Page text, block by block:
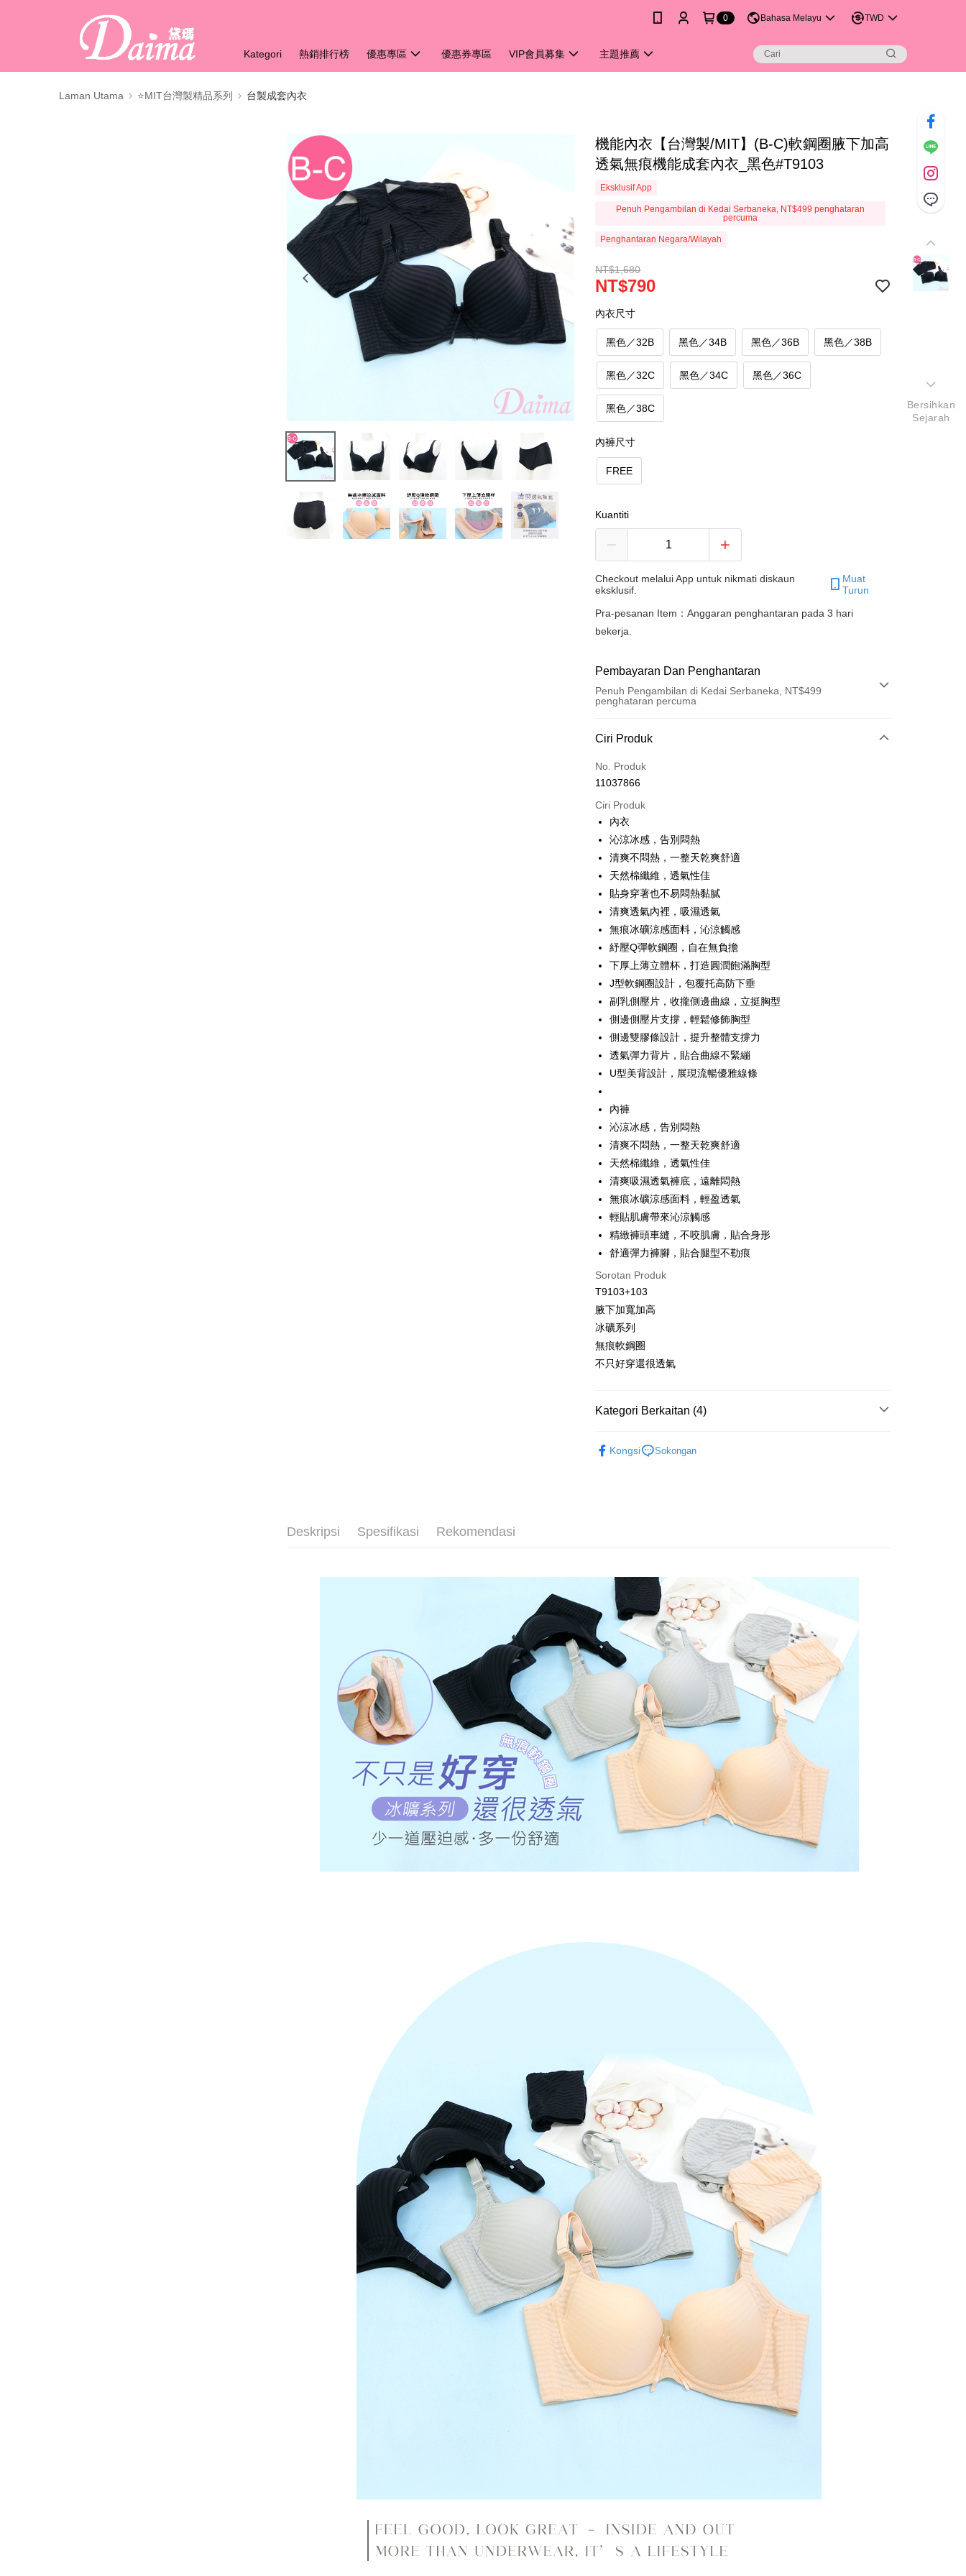
0 Bahasa Melayu TWD
Kategori 熱銷排行榜 優惠專區 優惠券專區 VIP會員募集 主題推薦
Laman Utama ⭐MIT台灣製精品系列 台製成套內衣
機能內衣【台灣製/MIT】(B-C)軟鋼圈腋下加高
透氣無痕機能成套內衣_黑色#T9103
Eksklusif App
Penuh Pengambilan di Kedai Serbaneka, NT$499 penghataran
percuma
Penghantaran Negara/Wilayah
NT$1,680
NT$790
內衣尺寸
黑色／32B 黑色／34B 黑色／36B 黑色／38B
黑色／32C 黑色／34C 黑色／36C
黑色／38C
內褲尺寸
FREE
Kuantiti
Checkout melalui App untuk nikmati diskaun
eksklusif.
Muat
Turun
Pra-pesanan Item：Anggaran penghantaran pada 3 hari
bekerja.
Pembayaran Dan Penghantaran
Penuh Pengambilan di Kedai Serbaneka, NT$499
penghataran percuma
Kaedah Pembayaran
Kad Kredit (Bayaran Penuh)
Pengambilan di Kedai Serbaneka
LINE Pay
Apple Pay
Easy Wallet
OP Pay Later
Deskripsi
[Terma Penggunaan untuk OP Pay Later]
Perkhidmatan ini disediakan oleh Taiwan Mobile dan tersedia untuk
pengguna Taiwan Mobile tanpa memerlukan permohonan tambahan.
Jika anda memilih OP Pay Later sebagai kaedah pembayaran, sistem
akan mengarahkan anda secara automatik ke proses transaksi OP Pay
Later selepas pesanan dibuat. Anda perlu mengesahkan nombor telefon
akhir pembayaran. Transaksi akan dianggap selesai setelah
pembayaran disahkan.
Had kredit yang diluluskan, tempoh ansuran yang tersedia, dan yuran
yang dikenakan adalah tertakluk kepada maklumat yang dinyatakan
pada halaman pengesahan transaksi seterusnya.
Jika transaksi tidak disahkan dalam masa 30 minit selepas pesanan
dibuat, atau jika permohonan gagal dalam proses semakan, pesanan
akan dibatalkan secara automatik. Jika permohonan gagal pada
peringkat "semakan manual", ini bermakna kriteria pemarkahan sistem
tidak dipenuhi; butiran penilaian khusus tidak akan didedahkan.
Pembayaran ansuran melalui OP Pay Later akan dibilkan secara
pembayaran akan dihantar selepas kitaran bil bulanan.
Selepas mengakses bil melalui pautan dalam SMS, anda boleh
menyelesaikan pembayaran anda melalui salah satu saluran berikut:
kod bar kedai serbaneka, kedai runcit Taiwan Mobile, pemindahan bank,
[Nota Penting]
yang membolehkan pelanggan membeli barangan atau perkhidmatan
melalui perkhidmatan ini pada masa transaksi. Hasil daripada
pengesahan semula dan pembetulan.
Untuk terma perkhidmatan penuh, sila rujuk pautan berikut:
https://oppay.tw/userRule
" target="_blank" class="link revert-
style">https://oppay.tw/userRule
【Panduan Penggunaan Pembayaran Ansuran Gogo】
1. Perkhidmatan ini disediakan oleh Taiwan Mobile, pengguna telefon
mudah alih boleh segera menggunakan tanpa perlu memohon lagi.
(Hanya untuk nombor langganan peribadi, tidak terbuka untuk syarikat
dan kad prabayar)
2. Pilihan kaedah pembayaran "Pembayaran Ansuran Gogo", selepas
pesanan ditubuhkan, akan secara automatik dialihkan ke proses
transaksi Gogo, selepas pengesahan nombor telefon, pilih bilangan
ansuran yang diingini, tarikh akhir pembayaran, dan setelah
mengesahkan pembayaran, transaksi akan selesai.
3. Jumlah kelulusan sebenar, bilangan ansuran dan jumlah bayaran
adalah berdasarkan halaman pengesahan transaksi seterusnya.
4. Dalam masa 30 minit selepas pesanan ditubuhkan, jika tidak pergi
untuk mengesahkan transaksi atau jika tidak lulus semakan, pesanan
akan dibatalkan secara automatik. Jika terdapat situasi "pindah untuk
penilaian tidak mencukupi, tiada penjelasan mengenai kandungan
pembayaran selepas tarikh penyelesaian bulanan.
2. Melalui pautan SMS untuk membuka bil, anda boleh memilih untuk
membayar melalui "Kod bar kedai serbaneka / Kedai rasmi Taiwan
Mobile / Pemindahan bank / Pembayaran J街口 / iPASS MONEY" dan
1. Perkhidmatan ini disediakan oleh "Taiwan Mobile Co., Ltd." untuk
membolehkan pengguna membeli produk atau perkhidmatan melalui
perkhidmatan ini semasa transaksi, dan kedai akan menyerahkan hak
tuntutan harga jual/beli ansuran kepada syarikat ini untuk membayar bil
menggunakan bil syarikat ini.
2. Berdasarkan tujuan kontrak persetujuan pembayaran menggunakan
"Pembayaran Ansuran Gogo", kedai akan memberikan maklumat
peribadi anda (termasuk nama, telefon atau alamat) kepada Taiwan
Mobile untuk pengumpulan, pemprosesan dan penggunaan, untuk
pengesahan, semakan dan pembetulan data yang diperlukan untuk bil
ansuran oleh Taiwan Mobile.
3. Sila baca syarat perkhidmatan pengguna secara lengkap melalui
pautan berikut: https://oppay.tw/userRule
AFTEE
Deskripsi
Pertama, Mengenai Perkhidmatan AFTEE Beli Sekarang Bayar
Kemudian
pengesahan AFTEE akan muncul.
2. Anda boleh meneruskan pembayaran selepas pengesahan SMS.
4. Setelah pesanan disahkan, anda akan menerima SMS pembayaran
manakala ahli aplikasi akan menerima pemberitahuan tolak aplikasi
5. Tiada bayaran diperlukan apabila anda menerima produk. Sila buat
pembayaran di empat kedai serbaneka utama, ATM atau perbankan
dalam talian dengan SMS pembayaran atau pemberitahuan tolak
aplikasi AFTEE.
Sila ambil perhatian bahawa tempoh pembayaran adalah 14 hari. Walau
dan mendaftar sebagai ahli AFTEE boleh menikmati tempoh
pembayaran sehingga 45 hari.
Tempoh pembayaran dikira dari masa kedai meminta pembayaran anda,
ditambah dengan bilangan hari yang boleh dilanjutkan oleh AFTEE.
Anda boleh melanjutkan tempoh pembayaran anda sebelum anda
menerima pesanan. Walau bagaimanapun, tiada jaminan bahawa anda
boleh menerima pesanan anda semasa tempoh pembayaran (cth.:
produk prapesanan atau produk yang mungkin mengambil masa yang
lebih lama untuk dihantar). Oleh itu, anda dikehendaki membuat
pembayaran kepada AFTEE dalam tempoh sama ada anda menerima
Kedua, Sekatan Pembayaran
berdasarkan keputusan pensijilan dan semakan oleh AFTEE.
2. Amaun perbelanjaan minimum mestilah lebih besar daripada NT$20.
Pengumpulan Data Peribadi, Pemprosesan, Penggunaan"
(https://aftee.tw/privacypolicy/
) untuk maklumat lanjut.
Jumlah yang diperakui untuk pengguna kali pertama yang lulus
kelulusan boleh sehingga NT$10,000. Jika pengguna tidak membuat
pembayaran dalam tempoh tersebut, yuran pembayaran lewat sebanyak
20% setahun akan dikenakan. Pengguna bawah umur dikehendaki
mendapatkan kebenaran daripada ibu bapa atau penjaga yang sah
untuk menggunakan AFTEE.
Sila hubungi NP Taiwan Inc. di cs_tw@netprotections.co.jp
mempunyai sebarang kebimbangan mengenai pemprosesan dan
penggunaan pada data peribadi. Jika anda tidak bersetuju dengan data
peribadi yang disenaraikan seperti di atas akan dikumpul dan
digunakan oleh AFTEE, sila jangan gunakan perkhidmatan ini.
Hami Point
「Hami Point」為中華電信所提供之點數服務，可於會員專區綁定中華電
信會員帳號後，即可在購物車使用 Hami Point 折抵消費金額 (1點等於1
Pemindahan ATM
Pilihan Penghantaran
全家取貨付款
NT$80/pesanan | Penghantaran percuma untuk pesanan
NT$499 atau lebih
付款後全家取貨
NT$80/pesanan | Penghantaran percuma untuk pesanan
NT$499 atau lebih
萊爾富取貨付款
NT$80/pesanan | Penghantaran percuma untuk pesanan
NT$799 atau lebih
付款後萊爾富取貨
NT$80/pesanan | Penghantaran percuma untuk pesanan
宅配/離島不配送
NT$80/pesanan | Penghantaran percuma untuk pesanan
NT$890 atau lebih
黑貓貨到付款
NT$120/pesanan
國家/地區配送 Kadar Penghantaran
Ciri Produk
No. Produk
11037866
Ciri Produk
內衣
沁涼冰感，告別悶熱
清爽不悶熱，一整天乾爽舒適
天然棉纖維，透氣性佳
貼身穿著也不易悶熱黏膩
清爽透氣內裡，吸濕透氣
無痕冰礦涼感面料，沁涼觸感
紓壓Q彈軟鋼圈，自在無負擔
下厚上薄立體杯，打造圓潤飽滿胸型
J型軟鋼圈設計，包覆托高防下垂
副乳側壓片，收攏側邊曲線，立挺胸型
側邊側壓片支撐，輕鬆修飾胸型
側邊雙膠條設計，提升整體支撐力
透氣彈力背片，貼合曲線不緊繃
U型美背設計，展現流暢優雅線條
內褲
沁涼冰感，告別悶熱
清爽不悶熱，一整天乾爽舒適
天然棉纖維，透氣性佳
清爽吸濕透氣褲底，遠離悶熱
無痕冰礦涼感面料，輕盈透氣
輕貼肌膚帶來沁涼觸感
精緻褲頭車縫，不咬肌膚，貼合身形
舒適彈力褲腳，貼合腿型不勒痕
Sorotan Produk
T9103+103
腋下加寬加高
冰礦系列
無痕軟鋼圈
不只好穿還很透氣
Kategori Berkaitan (4)
Kongsi Sokongan
Deskripsi Spesifikasi Rekomendasi
Bersihkan
Sejarah